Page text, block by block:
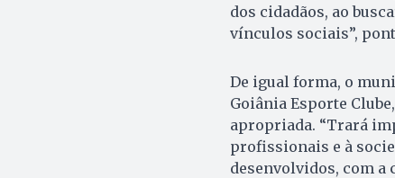
dos cidadãos, ao
vínculos sociais”,
De igual forma, o
Goiânia Esporte
apropriada. “Trará
profissionais e à
desenvolvidos, com a